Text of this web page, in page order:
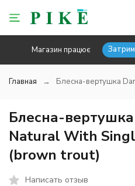
Магазин працює
Главная Блесна-вертушка
Блесна-
Natural With
(brown trout)
Написать отзыв